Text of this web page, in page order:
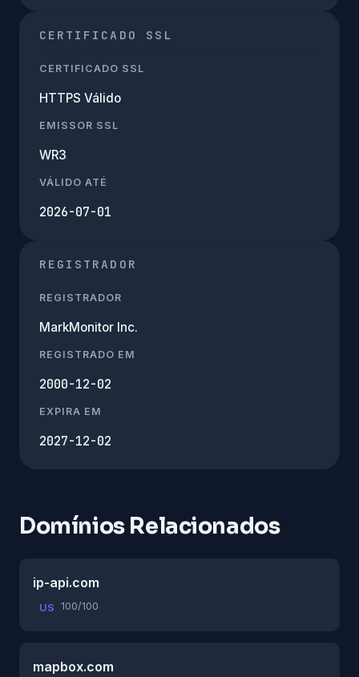
CERTIFICADO SSL
CERTIFICADO SSL
HTTPS Válido
EMISSOR SSL
WR3
VÁLIDO ATÉ
2026-07-01
REGISTRADOR
REGISTRADOR
MarkMonitor Inc.
REGISTRADO EM
2000-12-02
EXPIRA EM
2027-12-02
Domínios Relacionados
ip-api.com
US 100/100
mapbox.com